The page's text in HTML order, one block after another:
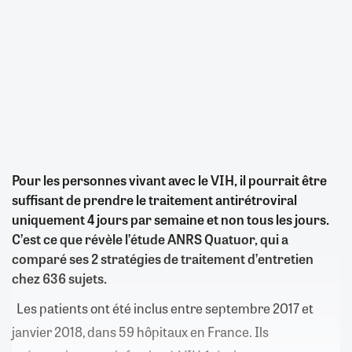
Pour les personnes vivant avec le VIH, il pourrait être
suffisant de prendre le traitement antirétroviral
uniquement 4 jours par semaine et non tous les jours.
C’est ce que révèle l’étude ANRS Quatuor, qui a
comparé ses 2 stratégies de traitement d’entretien
chez 636 sujets.
Les patients ont été inclus entre septembre 2017 et
janvier 2018, dans 59 hôpitaux en France. Ils